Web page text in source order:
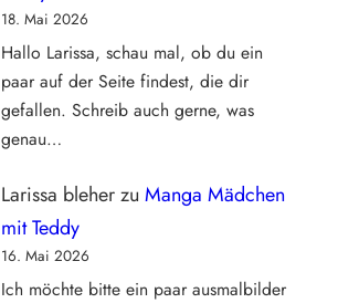
18. Mai 2026
Hallo Larissa, schau mal, ob du ein
paar auf der Seite findest, die dir
gefallen. Schreib auch gerne, was
genau…
Larissa bleherzu Manga Mädchen
mit Teddy
16. Mai 2026
Ich möchte bitte ein paar ausmalbilder